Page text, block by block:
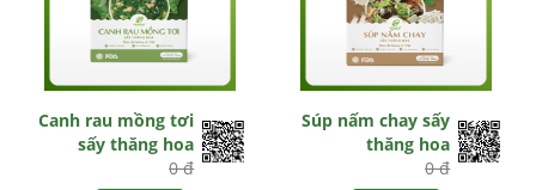
Canh rau mồng tơi
sấy thăng hoa
0 đ
Súp nấm chay sấy
thăng hoa
0 đ